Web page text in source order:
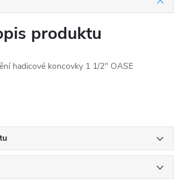
produktu
hadicové koncovky 1 1/2" OASE